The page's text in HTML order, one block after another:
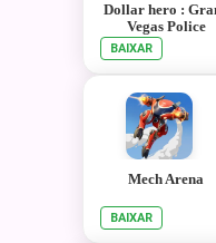
Dollar hero :
Vegas Police
BAIXAR
Mech Arena
BAIXAR